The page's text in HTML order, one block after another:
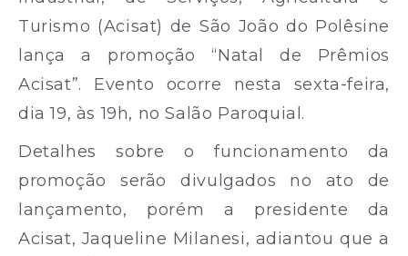
Turismo (Acisat) de São João do Polêsine
lança a promoção “Natal de Prêmios
Acisat”. Evento ocorre nesta sexta-feira,
dia 19, às 19h, no Salão Paroquial.
Detalhes sobre o funcionamento da
promoção serão divulgados no ato de
lançamento, porém a presidente da
Acisat, Jaqueline Milanesi, adiantou que a